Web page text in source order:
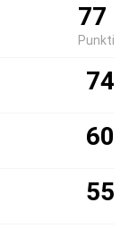
77
Punkti
74
60
55